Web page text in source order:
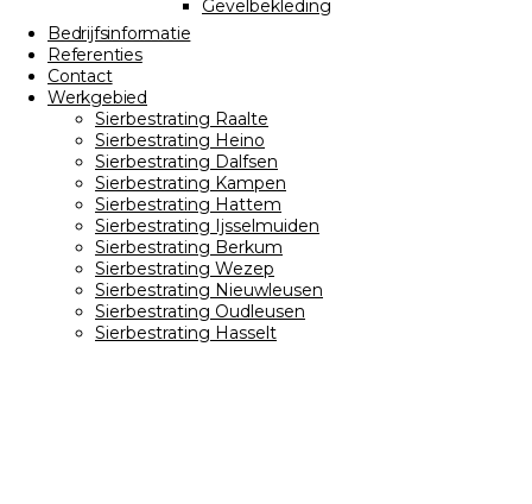
Gevelbekleding
Bedrijfsinformatie
Referenties
Contact
Werkgebied
Sierbestrating Raalte
Sierbestrating Heino
Sierbestrating Dalfsen
Sierbestrating Kampen
Sierbestrating Hattem
Sierbestrating Ijsselmuiden
Sierbestrating Berkum
Sierbestrating Wezep
Sierbestrating Nieuwleusen
Sierbestrating Oudleusen
Sierbestrating Hasselt